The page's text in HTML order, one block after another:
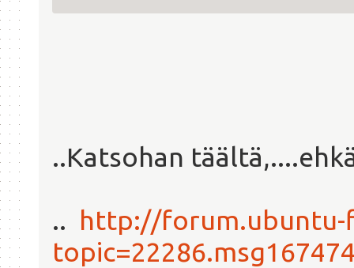
..Katsohan
.. http://forum.ubuntu-